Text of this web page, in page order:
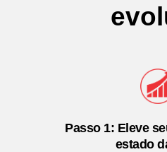
Passo 1: Eleve
estado